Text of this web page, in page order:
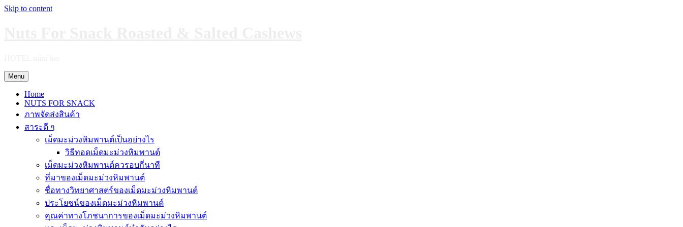
Skip to content
Menu
Home
NUTS FOR SNACK
ภาพจัดส่งสินค้า
สาระดี ๆ
เม็ดมะม่วงหิมพานต์เป็นอย่างไร
วิธีทอดเม็ดมะม่วงหิมพานต์
เม็ดมะม่วงหิมพานต์ควรอบกี่นาที
ที่มาของเม็ดมะม่วงหิมพานต์
ชื่อทางวิทยาศาสตร์ของเม็ดมะม่วงหิมพานต์
ประโยชน์ของเม็ดมะม่วงหิมพานต์
คุณค่าทางโภชนาการของเม็ดมะม่วงหิมพานต์